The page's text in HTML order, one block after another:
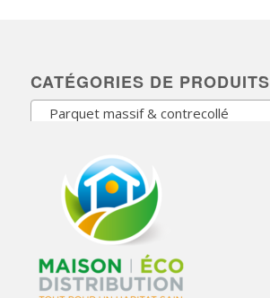
CATÉGORIES DE PRODUITS
Parquet massif & contrecollé